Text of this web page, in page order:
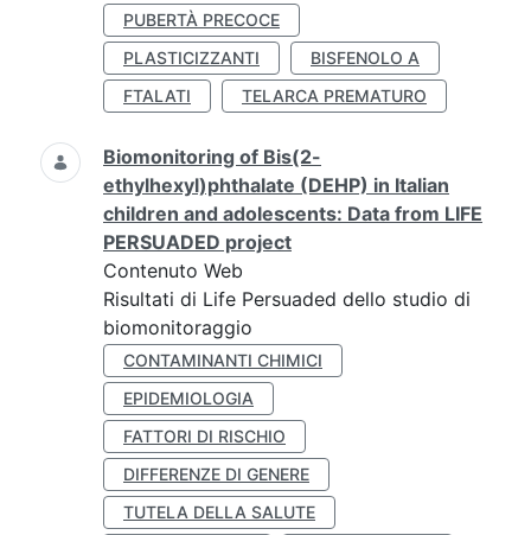
PUBERTÀ PRECOCE
PLASTICIZZANTI
BISFENOLO A
FTALATI
TELARCA PREMATURO
Biomonitoring of Bis(2-
ethylhexyl)phthalate (DEHP) in Italian
children and adolescents: Data from LIFE
PERSUADED project
Contenuto Web
Risultati di Life Persuaded dello studio di
biomonitoraggio
CONTAMINANTI CHIMICI
EPIDEMIOLOGIA
FATTORI DI RISCHIO
DIFFERENZE DI GENERE
TUTELA DELLA SALUTE